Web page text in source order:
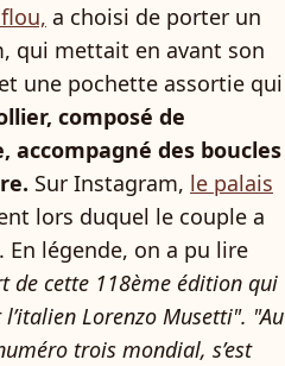
a choisi de porter un
qui mettait en avant son
une pochette assortie qui
composé de
accompagné des boucles
Sur Instagram, le palais
lors duquel le couple a
légende, on a pu lire
de cette 118ème édition qui
l’italien Lorenzo Musetti". "Au
trois mondial, s’est